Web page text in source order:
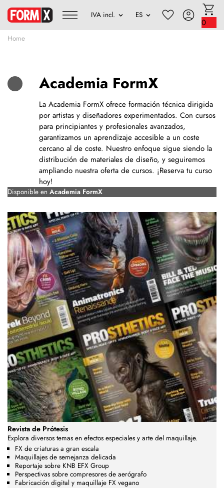
0
Home
Academia FormX
La Academia FormX ofrece formación técnica dirigida
por artistas y diseñadores experimentados. Con cursos
para principiantes y profesionales avanzados,
garantizamos un aprendizaje accesible a un coste
cercano al de coste. Nuestro enfoque sigue siendo la
distribución de materiales de diseño, y seguiremos
ampliando nuestra oferta de cursos. ¡Reserva tu curso
hoy!
Disponible en Academia FormX
Revista de Prótesis
Explora diversos temas en efectos especiales y arte del maquillaje.
FX de criaturas a gran escala
Maquillajes de semejanza delicada
Reportaje sobre KNB EFX Group
Perspectivas sobre compresores de aerógrafo
Fabricación digital y maquillaje FX vegano